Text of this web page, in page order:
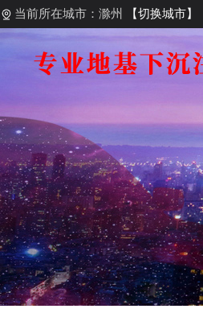
当前所在城市：滁州 【切换城市】